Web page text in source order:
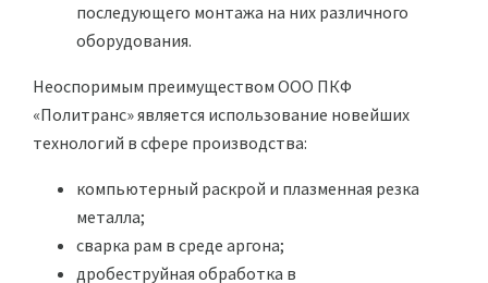
последующего монтажа на них различного
оборудования.
Неоспоримым преимуществом ООО ПКФ
«Политранс» является использование новейших
технологий в сфере производства:
компьютерный раскрой и плазменная резка
металла;
сварка рам в среде аргона;
дробеструйная обработка в